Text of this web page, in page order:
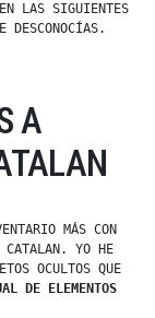
EN LAS SIGUIENTES
DESCONOCÍAS.
A
MÁS CON
CATALAN. YO HE
OCULTOS QUE
DE ELEMENTOS